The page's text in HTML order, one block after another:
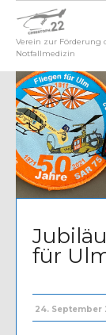
Verein zur Förderung
Notfallmedizin
für
24. September